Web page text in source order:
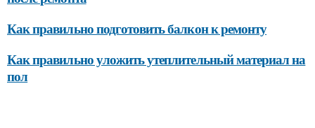
Как правильно подготовить балкон к ремонту
Как правильно уложить утеплительный материал на
пол